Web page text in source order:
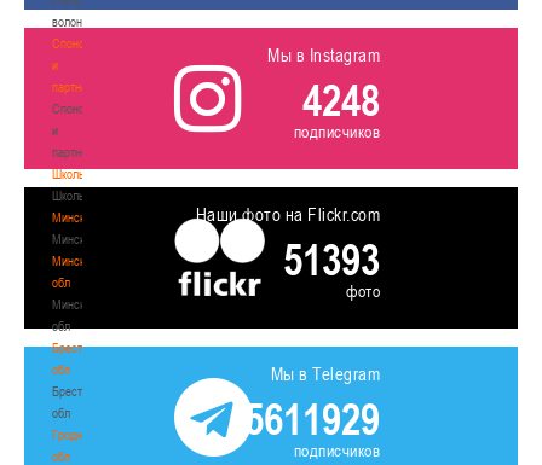
волонтером
Спонсоры
и
партнеры
Спонсоры
и
партнеры
Школы
Школы
Минск
Минск
Минская
обл
Минская
обл
Брестская
обл
Брестская
обл
Гродненская
обл
Мы в Instagram
4248
подписчиков
Наши фото на Flickr.com
51393
фото
Мы в Telegram
5611929
подписчиков